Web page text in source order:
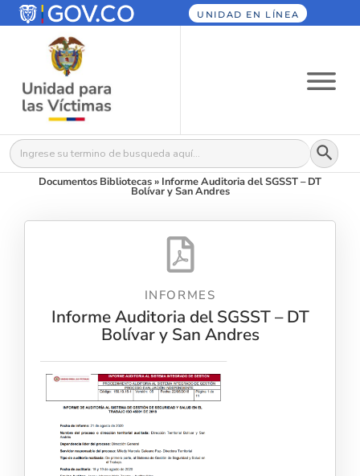
UNIDAD EN LÍNEA
Buscar: Botón
Documentos Bibliotecas» Informe Auditoria del SGSST – DT
Bolívar y San Andres
INFORMES
Informe Auditoria del SGSST – DT
Bolívar y San Andres